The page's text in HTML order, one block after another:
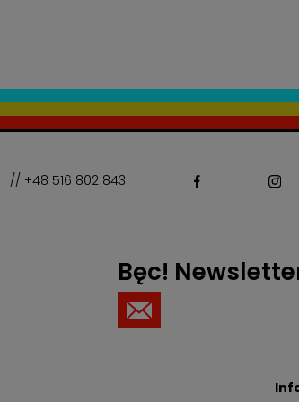
// +48 516 802 843
Bęc!